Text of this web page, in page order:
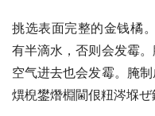
挑选表面完整的金钱橘
有半滴水，否则会发霉
空气进去也会发霉。腌
熼棿鐢熸棩閫佷粈涔堢